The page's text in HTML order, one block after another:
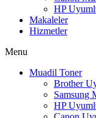
HP
Makaleler
Hizmetler
Menu
Muadil Toner
Brother
Samsung
HP